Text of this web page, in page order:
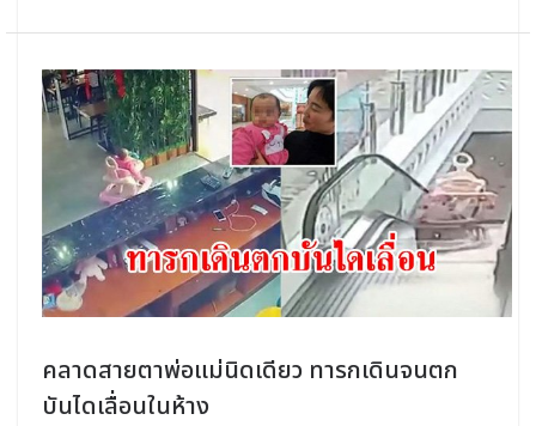
คลาดสายตาพ่อแม่นิดเดียว ทารกเดินจนตก
บันไดเลื่อนในห้าง